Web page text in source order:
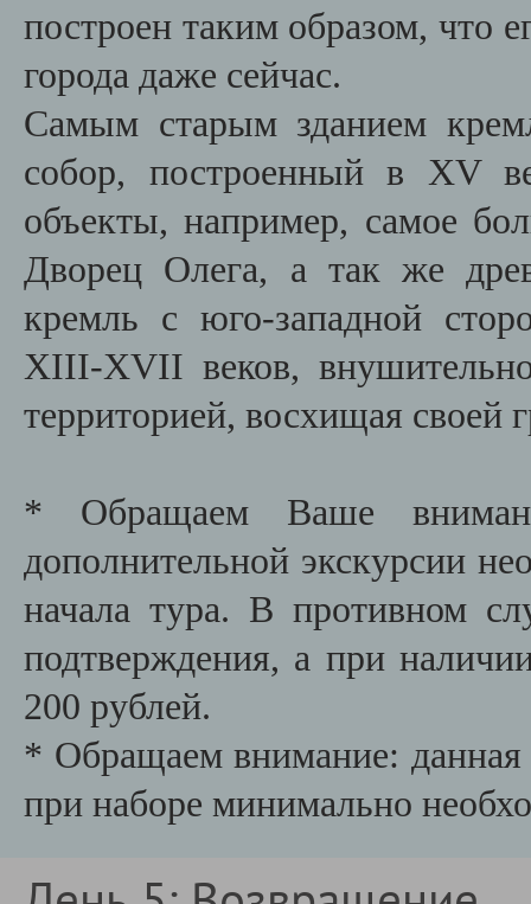
построен таким образом, что
города даже сейчас.
Самым старым зданием
собор, построенный в XV
объекты, например, самое
Дворец Олега, а так же
кремль с юго-западной
XIII-XVII веков,
территорией, восхищая своей
* Обращаем Ваше
дополнительной экскурсии
начала тура. В противном
подтверждения, а при
200 рублей.
* Обращаем внимание: данная
при наборе минимально